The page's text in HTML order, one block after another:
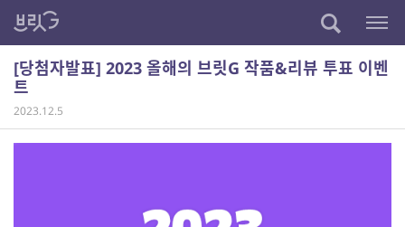
[당첨자발표] 2023 올해의 브릿G 작품&리뷰 투표 이벤
트
2023.12.5